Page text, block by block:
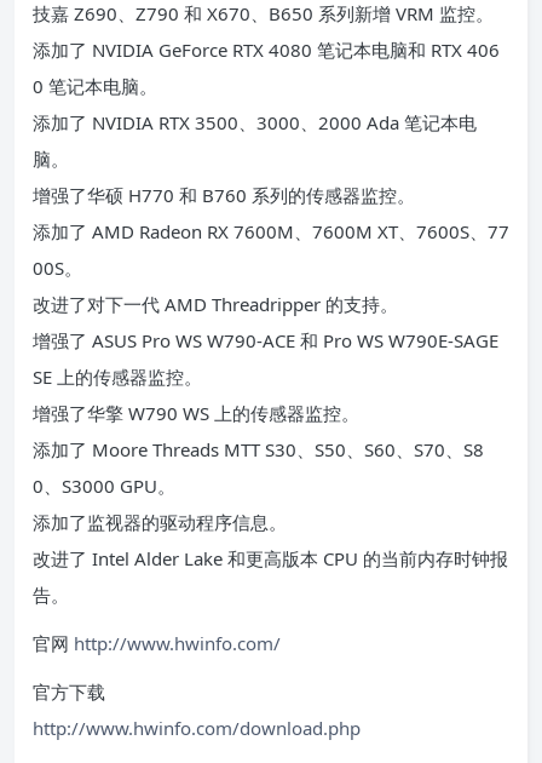
技嘉 Z690、Z790 和 X670、B650 系列新增 VRM 监控。
添加了 NVIDIA GeForce RTX 4080 笔记本电脑和 RTX 406
0 笔记本电脑。
添加了 NVIDIA RTX 3500、3000、2000 Ada 笔记本电
脑。
增强了华硕 H770 和 B760 系列的传感器监控。
添加了 AMD Radeon RX 7600M、7600M XT、7600S、77
00S。
改进了对下一代 AMD Threadripper 的支持。
增强了 ASUS Pro WS W790-ACE 和 Pro WS W790E-SAGE
SE 上的传感器监控。
增强了华擎 W790 WS 上的传感器监控。
添加了 Moore Threads MTT S30、S50、S60、S70、S8
0、S3000 GPU。
添加了监视器的驱动程序信息。
改进了 Intel Alder Lake 和更高版本 CPU 的当前内存时钟报
告。
官网 http://www.hwinfo.com/
官方下载
http://www.hwinfo.com/download.php